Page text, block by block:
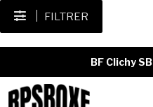
FILTRER
BF Clichy SB